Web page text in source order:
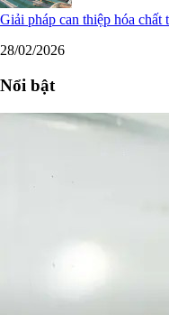
Giải pháp can thiệp hóa chất
28/02/2026
Nổi bật